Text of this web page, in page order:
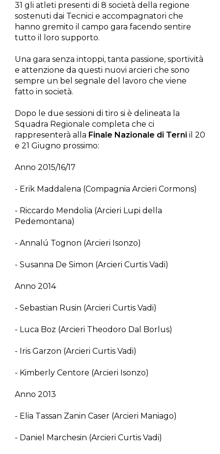
31 gli atleti presenti di 8 società della regione
sostenuti dai Tecnici e accompagnatori che
hanno gremito il campo gara facendo sentire
tutto il loro supporto.
Una gara senza intoppi, tanta passione, sportività
e attenzione da questi nuovi arcieri che sono
sempre un bel segnale del lavoro che viene
fatto in società.
Dopo le due sessioni di tiro si è delineata la
Squadra Regionale completa che ci
rappresenterà alla Finale Nazionale di Terni il 20
e 21 Giugno prossimo:
Anno 2015/16/17
- Erik Maddalena (Compagnia Arcieri Cormons)
- Riccardo Mendolia (Arcieri Lupi della
Pedemontana)
- Annalú Tognon (Arcieri Isonzo)
- Susanna De Simon (Arcieri Curtis Vadi)
Anno 2014
- Sebastian Rusin (Arcieri Curtis Vadi)
- Luca Boz (Arcieri Theodoro Dal Borlus)
- Iris Garzon (Arcieri Curtis Vadi)
- Kimberly Centore (Arcieri Isonzo)
Anno 2013
- Elia Tassan Zanin Caser (Arcieri Maniago)
- Daniel Marchesin (Arcieri Curtis Vadi)